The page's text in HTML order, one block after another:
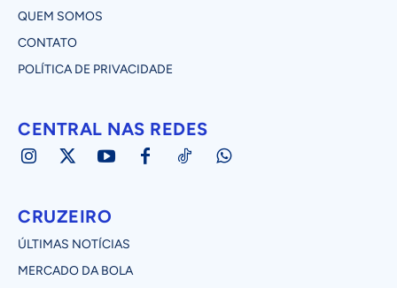
QUEM SOMOS
CONTATO
POLÍTICA DE PRIVACIDADE
CENTRAL NAS REDES
CRUZEIRO
ÚLTIMAS NOTÍCIAS
MERCADO DA BOLA